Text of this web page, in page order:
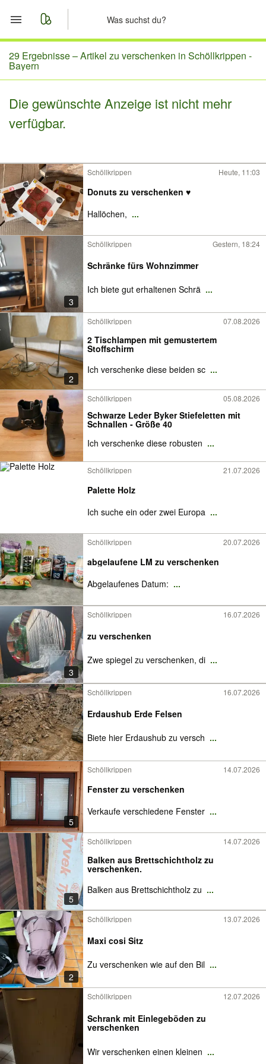
Start
Merkliste
Nachrichten
29 Ergebnisse –Artikel zu verschenken in Schöllkrippen -
Bayern
Die gewünschte Anzeige ist nicht mehr
verfügbar.
Schöllkrippen Heute, 11:03
Donuts zu verschenken ♥️
Hallöchen, ...
3
Schöllkrippen Gestern, 18:24
Schränke fürs Wohnzimmer
Ich biete gut erhaltenen Schrä ...
2
Schöllkrippen 07.08.2026
2 Tischlampen mit gemustertem
Stoffschirm
Ich verschenke diese beiden sc ...
Schöllkrippen 05.08.2026
Schwarze Leder Byker Stiefeletten mit
Schnallen - Größe 40
Ich verschenke diese robusten ...
Schöllkrippen 21.07.2026
Palette Holz
Ich suche ein oder zwei Europa ...
Schöllkrippen 20.07.2026
abgelaufene LM zu verschenken
Abgelaufenes Datum: ...
3
Schöllkrippen 16.07.2026
zu verschenken
Zwe spiegel zu verschenken, di ...
Schöllkrippen 16.07.2026
Erdaushub Erde Felsen
Biete hier Erdaushub zu versch ...
5
Schöllkrippen 14.07.2026
Fenster zu verschenken
Verkaufe verschiedene Fenster ...
5
Schöllkrippen 14.07.2026
Balken aus Brettschichtholz zu
verschenken.
Balken aus Brettschichtholz zu ...
2
Schöllkrippen 13.07.2026
Maxi cosi Sitz
Zu verschenken wie auf den Bil ...
Schöllkrippen 12.07.2026
Schrank mit Einlegeböden zu
verschenken
Wir verschenken einen kleinen ...